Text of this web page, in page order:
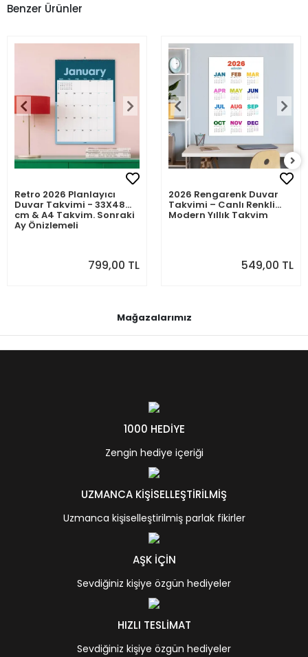
Benzer Ürünler
Retro 2026 Planlayıcı
Duvar Takvimi - 33X48
cm & A4 Takvim. Sonraki
Ay Önizlemeli
799,00 TL
2026 Rengarenk Duvar
Takvimi – Canlı Renkli
Modern Yıllık Takvim
549,00 TL
Mağazalarımız
1000 HEDİYE
Zengin hediye içeriği
UZMANCA KİŞİSELLEŞTİRİLMİŞ
Uzmanca kişiselleştirilmiş parlak fikirler
AŞK İÇİN
Sevdiğiniz kişiye özgün hediyeler
HIZLI TESLİMAT
Sevdiğiniz kişiye özgün hediyeler